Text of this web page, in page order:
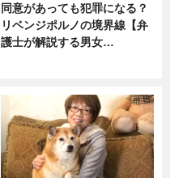
同意があっても犯罪になる？
リベンジポルノの境界線【弁
護士が解説する男女…